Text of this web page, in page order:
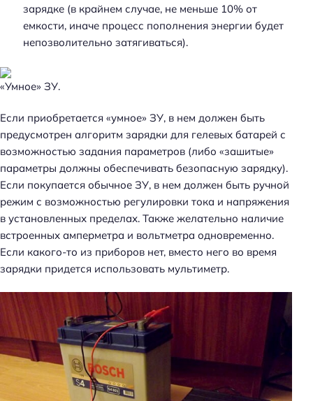
зарядке (в крайнем случае, не меньше 10% от
емкости, иначе процесс пополнения энергии будет
непозволительно затягиваться).
«Умное» ЗУ.
Если приобретается «умное» ЗУ, в нем должен быть
предусмотрен алгоритм зарядки для гелевых батарей с
возможностью задания параметров (либо «зашитые»
параметры должны обеспечивать безопасную зарядку).
Если покупается обычное ЗУ, в нем должен быть ручной
режим с возможностью регулировки тока и напряжения
в установленных пределах. Также желательно наличие
встроенных амперметра и вольтметра одновременно.
Если какого-то из приборов нет, вместо него во время
зарядки придется использовать мультиметр.